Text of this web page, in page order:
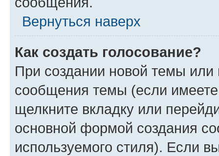
Вернуться наверх
Как создать голосование?
При создании новой темы или
сообщения темы (если
щелкните вкладку или
основной формой создания
используемого стиля). Если